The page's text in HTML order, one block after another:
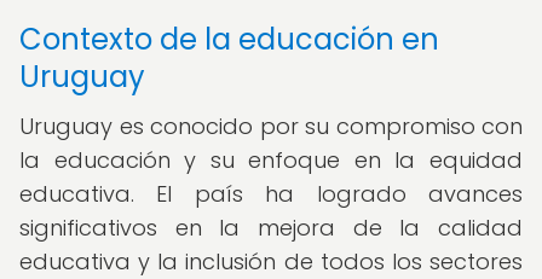
Contexto de la educación en
Uruguay
Uruguay es conocido por su compromiso con
la educación y su enfoque en la equidad
educativa. El país ha logrado avances
significativos en la mejora de la calidad
educativa y la inclusión de todos los sectores